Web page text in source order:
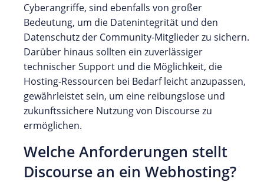
Cyberangriffe, sind ebenfalls von großer
Bedeutung, um die Datenintegrität und den
Datenschutz der Community-Mitglieder zu sichern.
Darüber hinaus sollten ein zuverlässiger
technischer Support und die Möglichkeit, die
Hosting-Ressourcen bei Bedarf leicht anzupassen,
gewährleistet sein, um eine reibungslose und
zukunftssichere Nutzung von Discourse zu
ermöglichen.
Welche Anforderungen stellt
Discourse an ein Webhosting?